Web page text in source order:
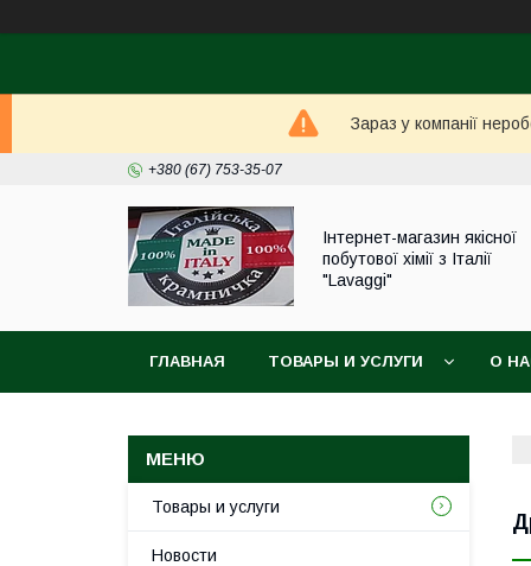
Зараз у компанії
+380 (67) 753-35-07
Інтернет-магазин якісної
побутової хімії з Італії
"Lavaggi"
ГЛАВНАЯ ТОВАРЫ И УСЛУГИ О
Товары и услуги
Новости